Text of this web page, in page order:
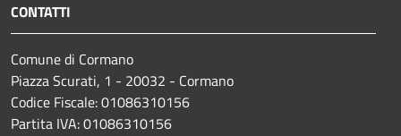
CONTATTI
Comune di Cormano
Piazza Scurati, 1 - 20032 - Cormano
Codice Fiscale: 01086310156
Partita IVA: 01086310156